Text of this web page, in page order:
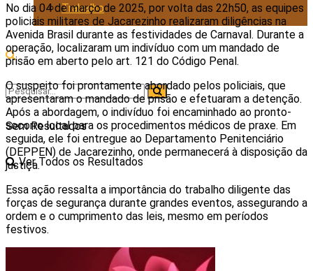
Trabalho
Sem Resultados
Ver Todos os Resultados
No dia 04 de março de 2025, por volta das 22h50, as equipes
policiais militares de Jacarezinho realizaram diligências na
Avenida Brasil durante as festividades de Carnaval. Durante a
operação, localizaram um indivíduo com um mandado de
prisão em aberto pelo art. 121 do Código Penal.
O suspeito foi prontamente abordado pelos policiais, que
apresentaram o mandado de prisão e efetuaram a detenção.
Após a abordagem, o indivíduo foi encaminhado ao pronto-
socorro local para os procedimentos médicos de praxe. Em
seguida, ele foi entregue ao Departamento Penitenciário
(DEPPEN) de Jacarezinho, onde permanecerá à disposição da
justiça.
Essa ação ressalta a importância do trabalho diligente das
forças de segurança durante grandes eventos, assegurando a
ordem e o cumprimento das leis, mesmo em períodos
festivos.